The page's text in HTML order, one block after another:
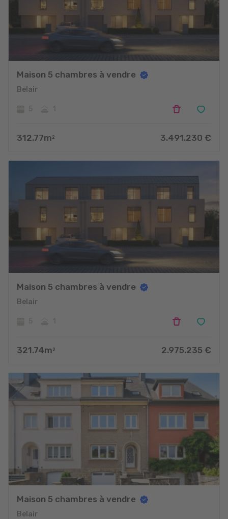
Maison 5 chambres à vendre
Belair
312.77m 2 3.491.230 €
Maison 5 chambres à vendre
Belair
321.74m 2 2.975.235 €
Maison 5 chambres à vendre
Belair